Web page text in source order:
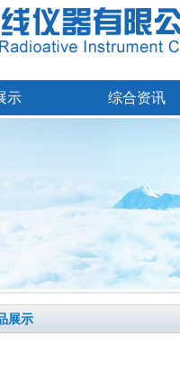
示 综合资讯
展示